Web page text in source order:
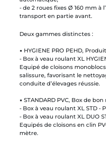
- de 2 roues fixes Ø 160 mm à
transport en partie avant.
Deux gammes distinctes :
▪ HYGIENE PRO PEHD,
- Box à veau roulant XL
Equipé de cloisons
salissure, favorisant le
conduite d’élevages réussie.
▪ STANDARD PVC, Box de
- Box à veau roulant XL STD -
- Box à veau roulant XL DUO
Equipés de cloisons en clin
mètre.